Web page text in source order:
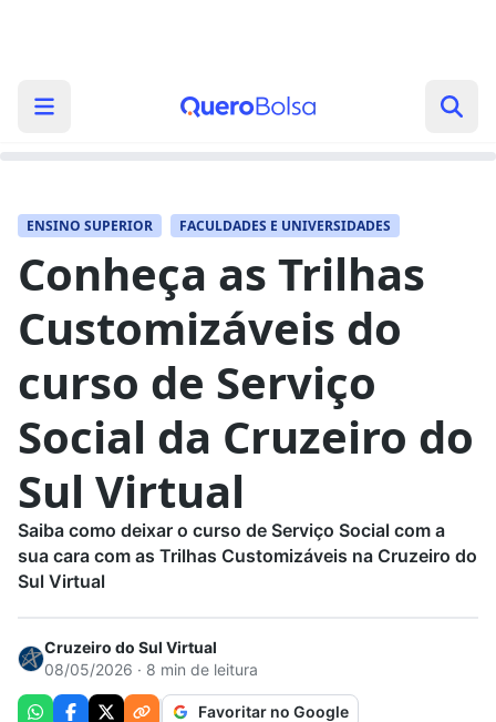
ENSINO SUPERIOR FACULDADES E UNIVERSIDADES
Conheça as Trilhas
Customizáveis do
curso de Serviço
Social da Cruzeiro do
Sul Virtual
Saiba como deixar o curso de Serviço Social com a
sua cara com as Trilhas Customizáveis na Cruzeiro do
Sul Virtual
Cruzeiro do Sul Virtual
08/05/2026 · 8 min de leitura
Favoritar no Google